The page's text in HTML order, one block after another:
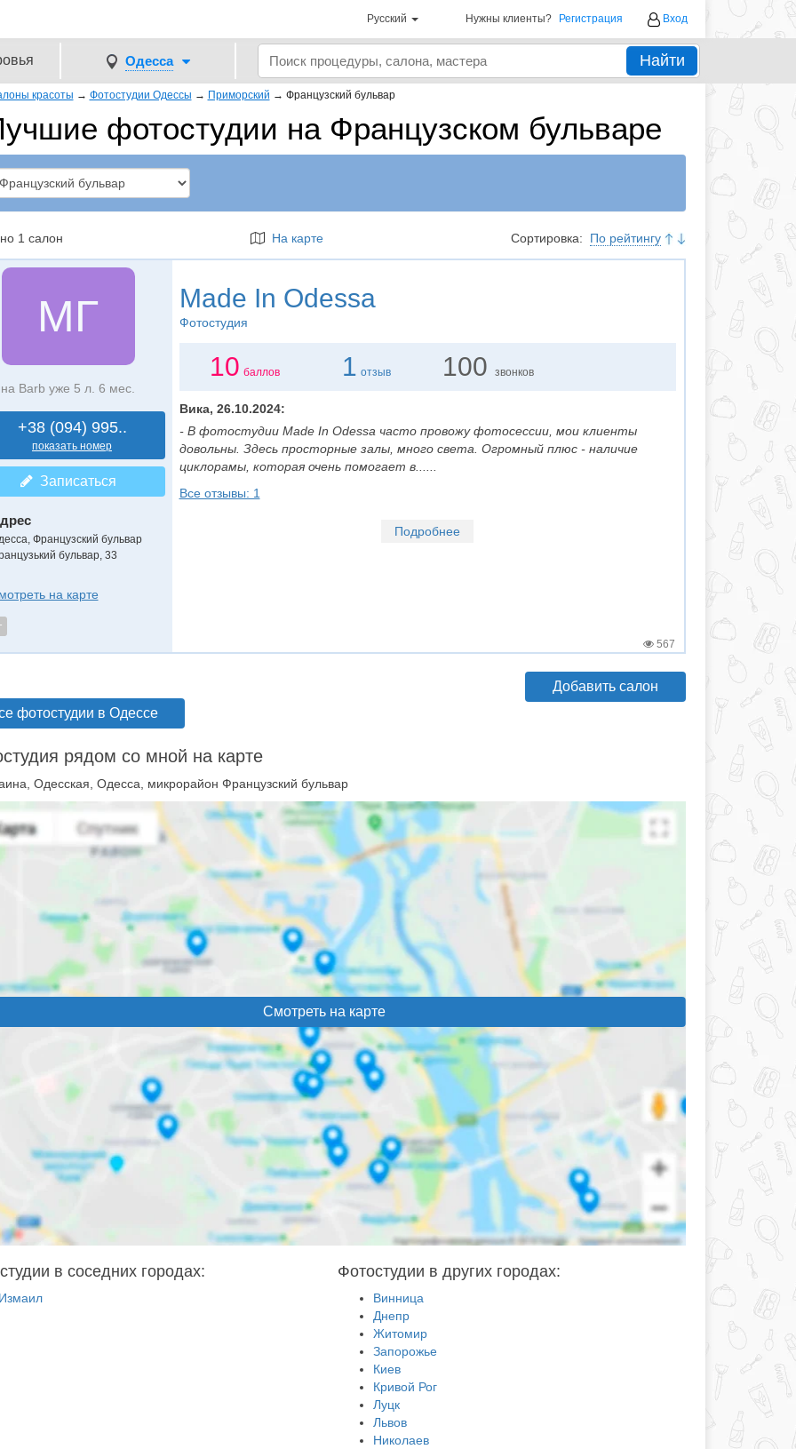
Русский Нужны клиенты? Регистрация Вход
Одесса Найти
красоты → Фотостудии Одессы → Приморский → Французский бульвар
фотостудии на Французском бульваре
1 салон На карте Сортировка: По рейтингу
MГ
на Barb уже 5 л. 6 мес.
+38 (094) 995..
показать номер
Записаться
Французский бульвар
бульвар, 33
на карте
Made In Odessa
Фотостудия
10 баллов 1 отзыв 100 звонков
Вика, 26.10.2024:
- В фотостудии Made In Odessa часто провожу фотосессии, мои клиенты
довольны. Здесь просторные залы, много света. Огромный плюс - наличие
циклорамы, которая очень помогает в......
Все отзывы: 1
Подробнее
567
фотостудии в Одессе
Добавить салон
рядом со мной на карте
Одесская, Одесса, микрорайон Французский бульвар
Смотреть на карте
в соседних городах: Фотостудии в других городах:
Винница
Днепр
Житомир
Запорожье
Киев
Кривой Рог
Луцк
Львов
Николаев